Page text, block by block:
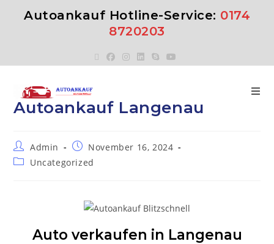
Autoankauf Hotline-Service: 0174
8720203
Autoankauf Langenau
Admin
November 16, 2024
Uncategorized
Auto verkaufen in Langenau